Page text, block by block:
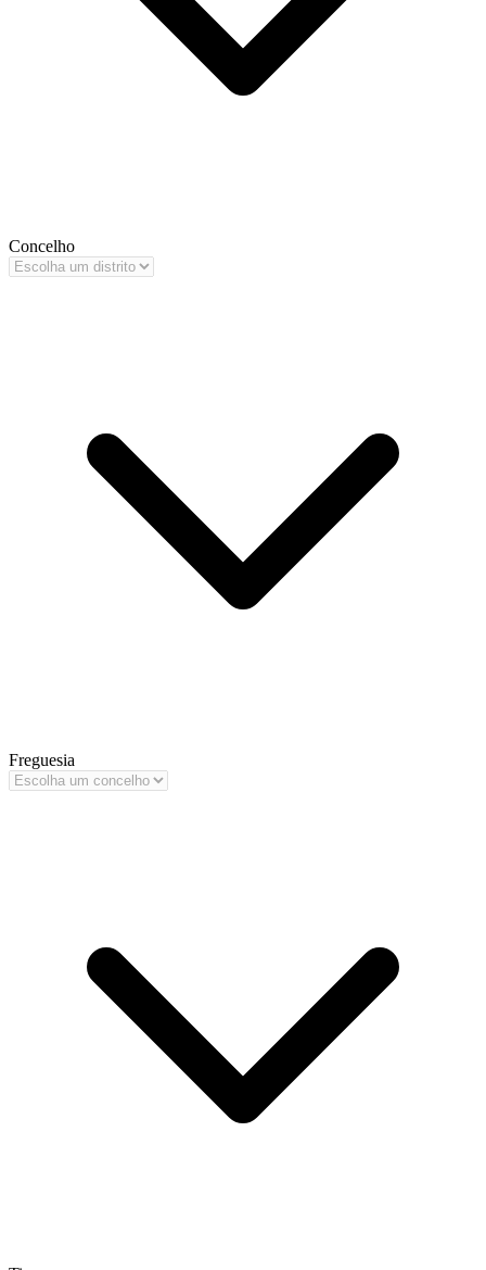
Concelho
Freguesia